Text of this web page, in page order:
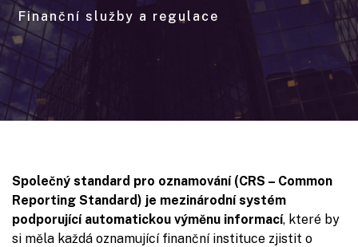
Finanční služby a regulace
Společný standard pro oznamování (CRS – Common
Reporting Standard) je mezinárodní systém
podporující automatickou výměnu informací, které by
si měla každá oznamující finanční instituce zjistit o